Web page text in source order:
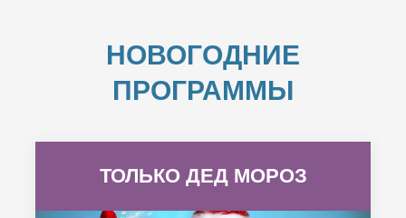
НОВОГОДНИЕ
ПРОГРАММЫ
ТОЛЬКО ДЕД МОРОЗ